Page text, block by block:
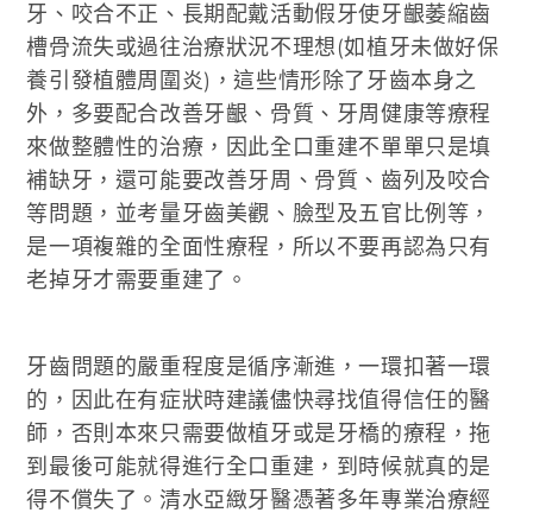
牙、咬合不正、長期配戴活動假牙使牙齦萎縮齒
槽骨流失或過往治療狀況不理想(如植牙未做好保
養引發植體周圍炎)，這些情形除了牙齒本身之
外，多要配合改善牙齦、骨質、牙周健康等療程
來做整體性的治療，因此全口重建不單單只是填
補缺牙，還可能要改善牙周、骨質、齒列及咬合
等問題，並考量牙齒美觀、臉型及五官比例等，
是一項複雜的全面性療程，所以不要再認為只有
老掉牙才需要重建了。
牙齒問題的嚴重程度是循序漸進，一環扣著一環
的，因此在有症狀時建議儘快尋找值得信任的醫
師，否則本來只需要做植牙或是牙橋的療程，拖
到最後可能就得進行全口重建，到時候就真的是
得不償失了。清水亞緻牙醫憑著多年專業治療經